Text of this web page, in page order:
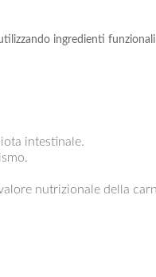
ingredienti
intestinale.
nutrizionale della